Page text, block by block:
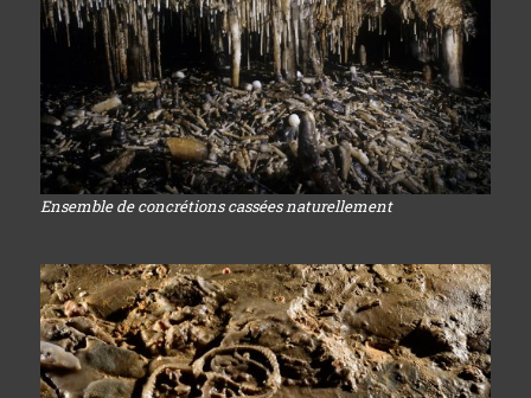
Ensemble de concrétions cassées naturellement